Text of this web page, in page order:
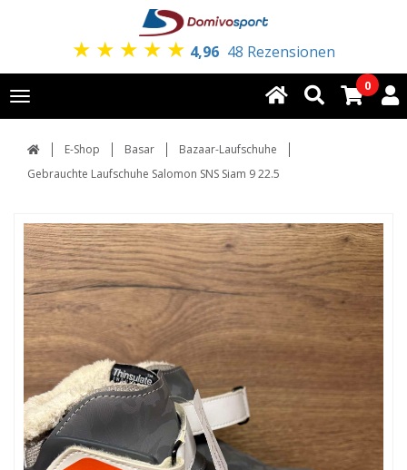
★ ★ ★ ★ ★ 4,96 48 Rezensionen
Toggle
navigation
0
E-Shop Basar
Bazaar-Laufschuhe
Gebrauchte Laufschuhe Salomon SNS Siam 9 22.5